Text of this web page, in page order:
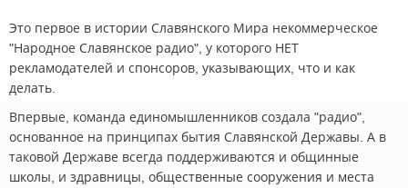
Это первое в истории Славянского Мира некоммерческое
"Народное Славянское радио", у которого НЕТ
рекламодателей и спонсоров, указывающих, что и как
делать.
Впервые, команда единомышленников создала "радио",
основанное на принципах бытия Славянской Державы. А в
таковой Державе всегда поддерживаются и общинные
школы, и здравницы, общественные сооружения и места